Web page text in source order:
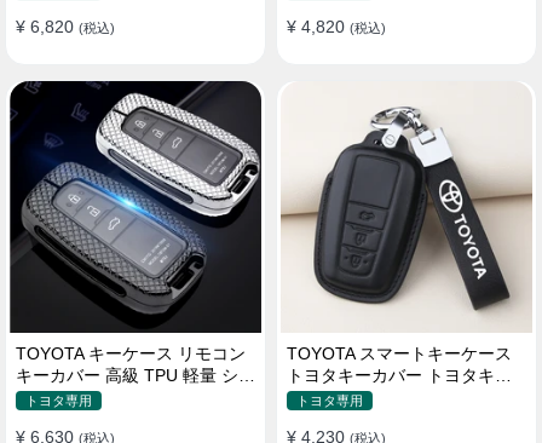
¥ 6,820 (税込) ¥ 4,820 (税込)
TOYOTA キーケース リモコン
キーカバー 高級 TPU 軽量 シリ
コン トヨタ キーホルダー
トヨタ専用
¥ 6,630 (税込)
TOYOTA スマートキーケース
トヨタキーカバー トヨタキー
ケース 本革レザー
トヨタ専用
¥ 4,230 (税込)